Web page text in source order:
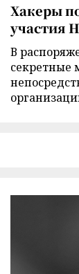
Хакеры
участия
В
секретные